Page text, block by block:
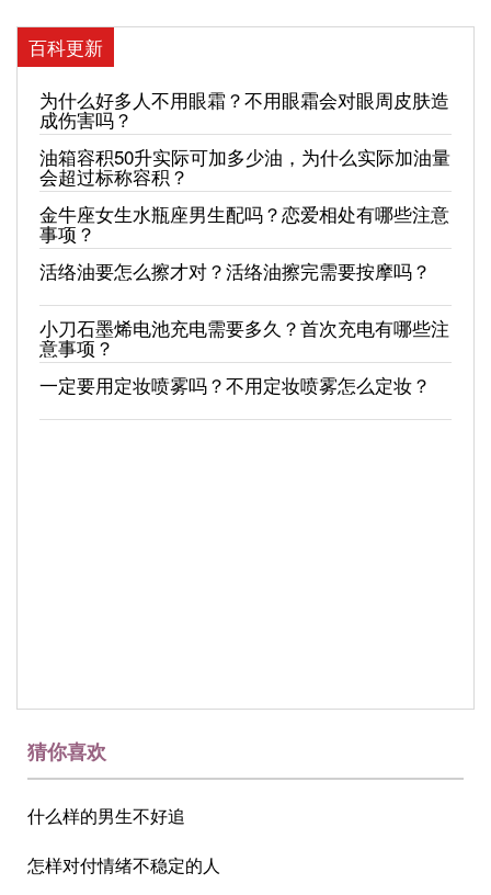
百科更新
为什么好多人不用眼霜？不用眼霜会对眼周皮肤造
成伤害吗？
油箱容积50升实际可加多少油，为什么实际加油量
会超过标称容积？
金牛座女生水瓶座男生配吗？恋爱相处有哪些注意
事项？
活络油要怎么擦才对？活络油擦完需要按摩吗？
小刀石墨烯电池充电需要多久？首次充电有哪些注
意事项？
一定要用定妆喷雾吗？不用定妆喷雾怎么定妆？
猜你喜欢
什么样的男生不好追
怎样对付情绪不稳定的人